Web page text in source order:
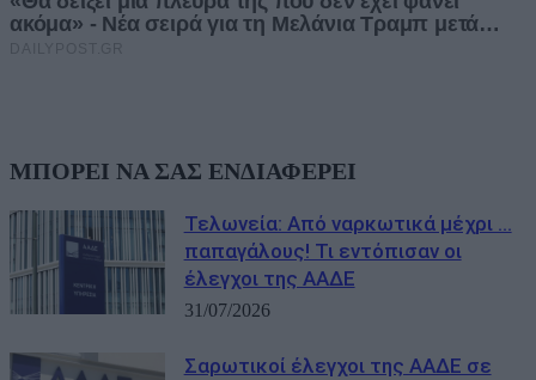
ΜΠΟΡΕΙ ΝΑ ΣΑΣ ΕΝΔΙΑΦΕΡΕΙ
Τελωνεία: Aπό ναρκωτικά μέχρι …
παπαγάλους! Τι εντόπισαν οι
έλεγχοι της ΑΑΔΕ
31/07/2026
Σαρωτικοί έλεγχοι της ΑΑΔΕ σε